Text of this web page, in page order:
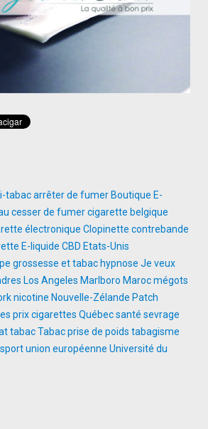
tabacarrêter de fumer Boutique E-
cesser de fumercigarette belgique
électronique Clopinette contrebande
E-liquide CBD Etats-Unis
grossesse et tabac hypnose Je veux
Los Angeles Marlboro Marocmégots
nicotine Nouvelle-Zélande Patch
prix cigarettes Québecsanté sevrage
tabacTabac prise de poids tabagisme
union européenne Université du